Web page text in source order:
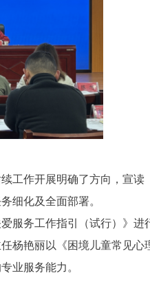
工作开展明确了方向，宣读
细化及全面部署。
服务工作指引（试行）》进
杨艳丽以《困境儿童常见心
业服务能力。